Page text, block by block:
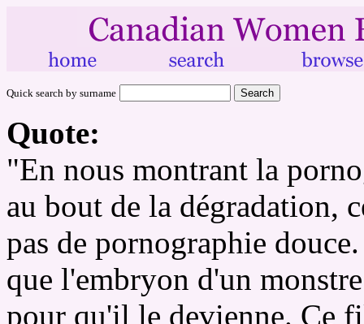
Quick search by surname
Quote:
"En nous montrant la
au bout de la dégradation,
pas de pornographie
que l'embryon d'un
pour qu'il le devienne. Ce